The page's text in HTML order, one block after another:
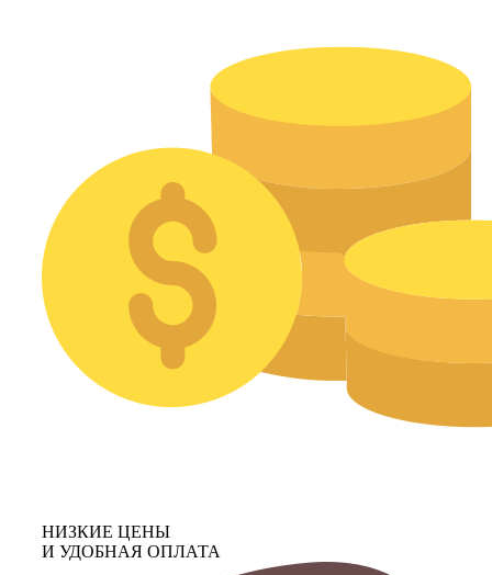
НИЗКИЕ ЦЕНЫ
И УДОБНАЯ ОПЛАТА